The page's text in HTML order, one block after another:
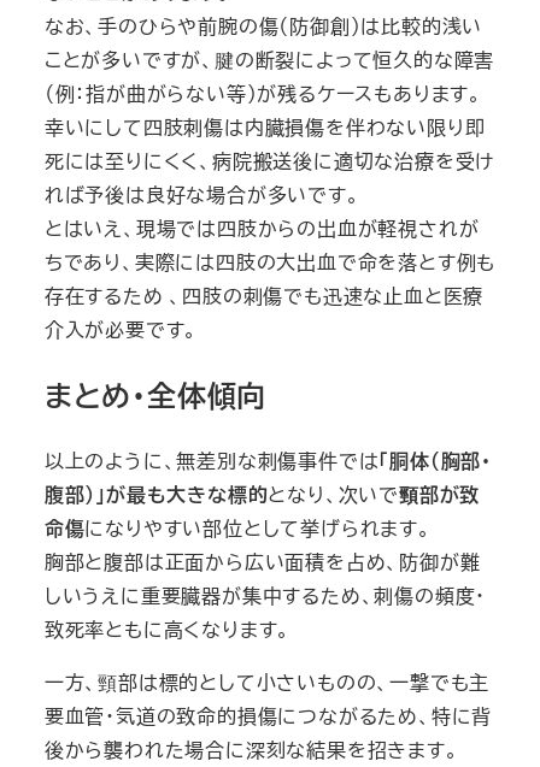
なお、手のひらや前腕の傷（防御創）は比較的浅い
ことが多いですが、腱の断裂によって恒久的な障害
（例：指が曲がらない等）が残るケースもあります。
幸いにして四肢刺傷は内臓損傷を伴わない限り即
死には至りにくく、病院搬送後に適切な治療を受け
れば予後は良好な場合が多いです。
とはいえ、現場では四肢からの出血が軽視されが
ちであり、実際には四肢の大出血で命を落とす例も
存在するため 、四肢の刺傷でも迅速な止血と医療
介入が必要です。
まとめ・全体傾向
以上のように、無差別な刺傷事件では「胴体（胸部・
腹部）」が最も大きな標的となり、次いで頸部が致
命傷になりやすい部位として挙げられます。
胸部と腹部は正面から広い面積を占め、防御が難
しいうえに重要臓器が集中するため、刺傷の頻度・
致死率ともに高くなります。
一方、頸部は標的として小さいものの、一撃でも主
要血管・気道の致命的損傷につながるため、特に背
後から襲われた場合に深刻な結果を招きます。